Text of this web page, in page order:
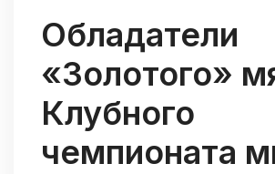
Обладатели
«Золотого»
Клубного
чемпионата